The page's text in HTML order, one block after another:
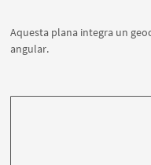
Aquesta plana integra un
angular.